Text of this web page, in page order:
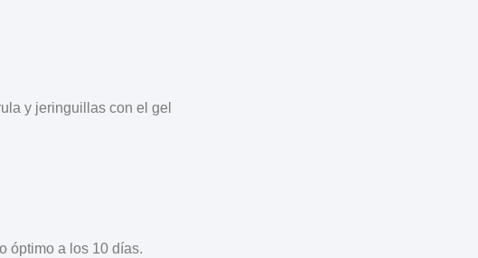
y jeringuillas con el gel
óptimo a los 10 días.